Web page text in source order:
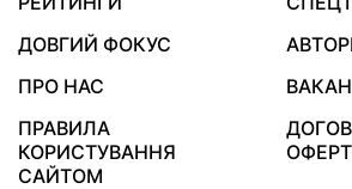
ДОВГИЙ ФОКУС
ПРО НАС
ПРАВИЛА
КОРИСТУВАННЯ
САЙТОМ